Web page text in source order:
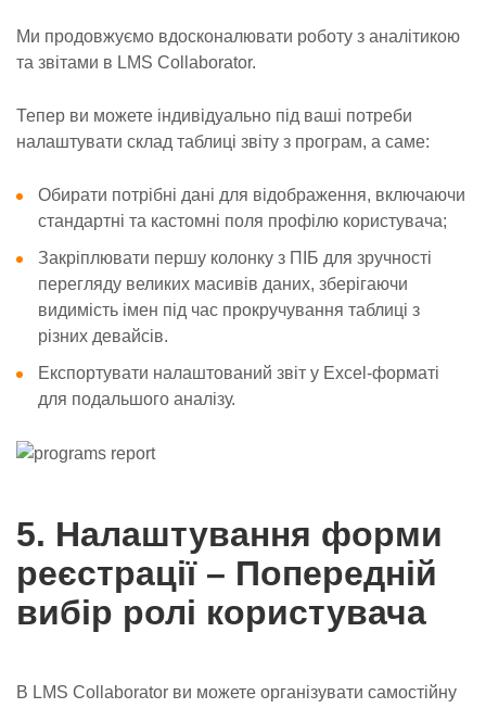
Ми продовжуємо вдосконалювати роботу з аналітикою
та звітами в LMS Collaborator.
Тепер ви можете індивідуально під ваші потреби
налаштувати склад таблиці звіту з програм, а саме:
Обирати потрібні дані для відображення, включаючи
стандартні та кастомні поля профілю користувача;
Закріплювати першу колонку з ПІБ для зручності
перегляду великих масивів даних, зберігаючи
видимість імен під час прокручування таблиці з
різних девайсів.
Експортувати налаштований звіт у Excel-форматі
для подальшого аналізу.
5. Налаштування форми
реєстрації – Попередній
вибір ролі користувача
В LMS Collaborator ви можете організувати самостійну